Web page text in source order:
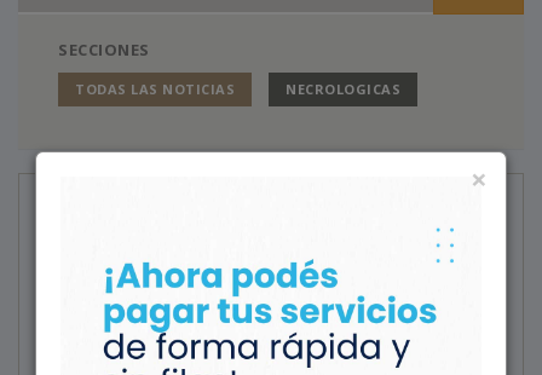
×
SECCIONES
TODAS LAS NOTICIAS NECROLOGICAS
Padilla, Teresa Angélica
(Tatita) (QEPD)